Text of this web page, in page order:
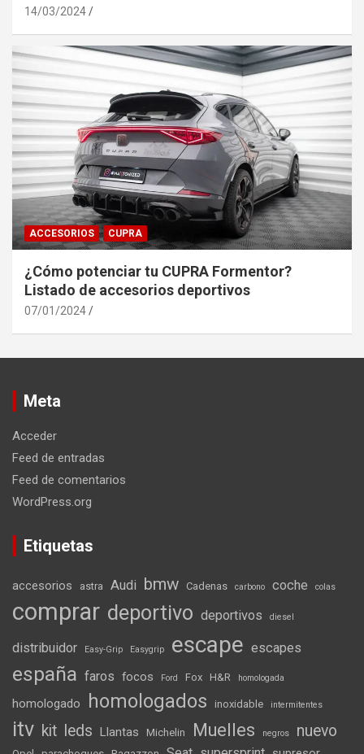
14/03/2024
ACCESORIOS CUPRA
¿Cómo potenciar tu CUPRA Formentor?
Listado de accesorios deportivos
07/01/2024
Meta
Acceder
Feed de entradas
Feed de comentarios
WordPress.org
Etiquetas
accesorios astra Audi bmw Cadenas carbono coche colas
comprar deportivo deportivos diesel
distribuidor Easy-Grip Easygrip escape escapes
españa faros focos Ford Fox H&R homologada
homologado homologados inoxidable intermitentes
itv kit leds Llantas Michelin Muelles negros nuevo